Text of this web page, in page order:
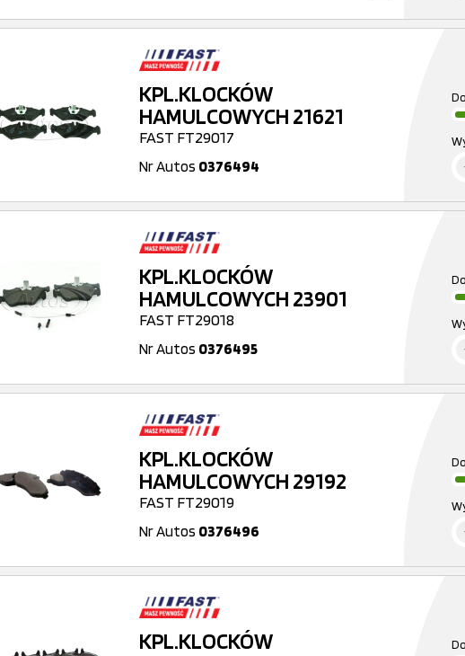
KPL.KLOCKÓW
HAMULCOWYCH 21621
FAST FT29017
Nr Autos 0376494
KPL.KLOCKÓW
HAMULCOWYCH 23901
FAST FT29018
Nr Autos 0376495
KPL.KLOCKÓW
HAMULCOWYCH 29192
FAST FT29019
Nr Autos 0376496
KPL.KLOCKÓW